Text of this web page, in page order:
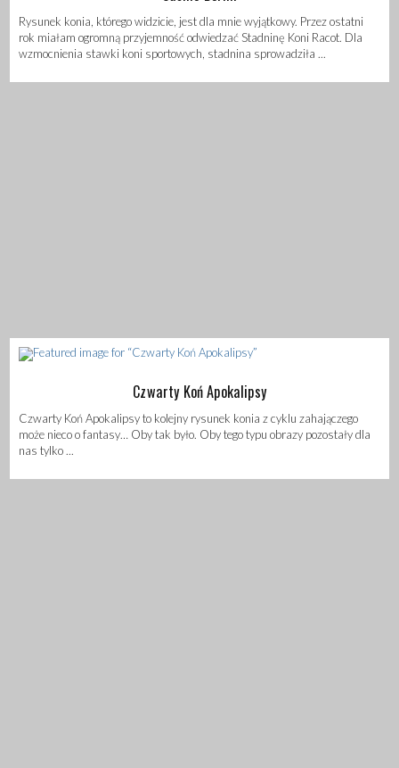
Rysunek konia, którego widzicie, jest dla mnie wyjątkowy. Przez ostatni
rok miałam ogromną przyjemność odwiedzać Stadninę Koni Racot. Dla
wzmocnienia stawki koni sportowych, stadnina sprowadziła ...
Czwarty Koń Apokalipsy
Czwarty Koń Apokalipsy to kolejny rysunek konia z cyklu zahajączego
może nieco o fantasy… Oby tak było. Oby tego typu obrazy pozostały dla
nas tylko ...